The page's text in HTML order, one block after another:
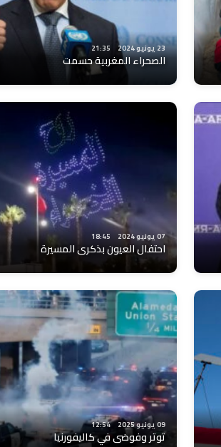
23 يونيو 2024 21:35
الصحراء المغربية حسمت
07 يونيو 2024 18:45
احتفال العيون بذكرى المسيرة
09 يونيو 2025 12:54
توتر وفوضى في كاليفورنيا